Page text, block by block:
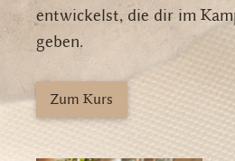
entwickelst, die dir im
geben.
Zum Kurs